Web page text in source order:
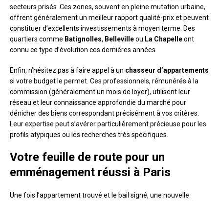
secteurs prisés. Ces zones, souvent en pleine mutation urbaine,
offrent généralement un meilleur rapport qualité-prix et peuvent
constituer d’excellents investissements à moyen terme. Des
quartiers comme Batignolles, Bellevilleou La Chapelleont
connu ce type d’évolution ces dernières années.
Enfin, n’hésitez pas à faire appel à un chasseur d’appartements
si votre budget le permet. Ces professionnels, rémunérés à la
commission (généralement un mois de loyer), utilisent leur
réseau et leur connaissance approfondie du marché pour
dénicher des biens correspondant précisément à vos critères.
Leur expertise peut s’avérer particulièrement précieuse pour les
profils atypiques ou les recherches très spécifiques.
Votre feuille de route pour un
emménagement réussi à Paris
Une fois l’appartement trouvé et le bail signé, une nouvelle